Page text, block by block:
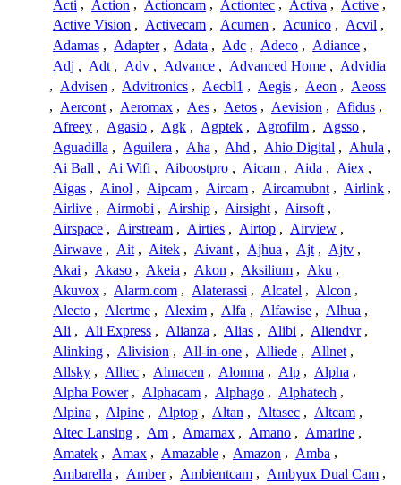
Acti , Action , Actioncam , Actiontec , Activa , Active ,
Active Vision , Activecam , Acumen , Acunico , Acvil ,
Adamas , Adapter , Adata , Adc , Adeco , Adiance ,
Adj , Adt , Adv , Advance , Advanced Home , Advidia
, Advisen , Advitronics , Aecbl1 , Aegis , Aeon , Aeoss
, Aercont , Aeromax , Aes , Aetos , Aevision , Afidus ,
Afreey , Agasio , Agk , Agptek , Agrofilm , Agsso ,
Aguadilla , Aguilera , Aha , Ahd , Ahio Digital , Ahula ,
Ai Ball , Ai Wifi , Aiboostpro , Aicam , Aida , Aiex ,
Aigas , Ainol , Aipcam , Aircam , Aircamubnt , Airlink ,
Airlive , Airmobi , Airship , Airsight , Airsoft ,
Airspace , Airstream , Airties , Airtop , Airview ,
Airwave , Ait , Aitek , Aivant , Ajhua , Ajt , Ajtv ,
Akai , Akaso , Akeia , Akon , Aksilium , Aku ,
Akuvox , Alarm.com , Alaterassi , Alcatel , Alcon ,
Alecto , Alertme , Alexim , Alfa , Alfawise , Alhua ,
Ali , Ali Express , Alianza , Alias , Alibi , Aliendvr ,
Alinking , Alivision , All-in-one , Alliede , Allnet ,
Allsky , Alltec , Almacen , Alonma , Alp , Alpha ,
Alpha Power , Alphacam , Alphago , Alphatech ,
Alpina , Alpine , Alptop , Altan , Altasec , Altcam ,
Altec Lansing , Am , Amamax , Amano , Amarine ,
Amatek , Amax , Amazable , Amazon , Amba ,
Ambarella , Amber , Ambientcam , Ambyux Dual Cam ,